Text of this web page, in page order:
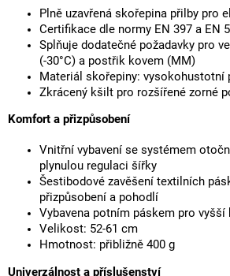
Plně uzavřená skořepina přilby pro
Certifikace dle normy EN 397 a EN
Splňuje dodatečné požadavky pro
(-30°C) a postřik kovem (MM)
Materiál skořepiny: vysokohustotní
Zkrácený kšilt pro rozšířené zorné
Komfort a přizpůsobení
Vnitřní vybavení se systémem
plynulou regulaci šířky
Šestibodové zavěšení textilních
přizpůsobení a pohodlí
Vybavena potním páskem pro
Velikost: 52-61 cm
Hmotnost: přibližně 400 g
Univerzálnost a příslušenství